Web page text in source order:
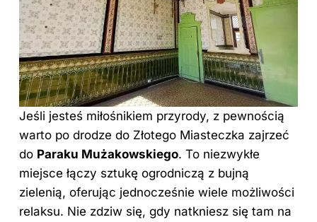
Jeśli jesteś miłośnikiem przyrody, z pewnością
warto po drodze do Złotego Miasteczka zajrzeć
do Paraku Mużakowskiego. To niezwykłe
miejsce łączy sztukę ogrodniczą z bujną
zielenią, oferując jednocześnie wiele możliwości
relaksu. Nie zdziw się, gdy natkniesz się tam na